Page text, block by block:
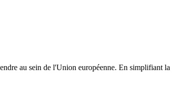
au sein de l'Union européenne. En simplifiant la